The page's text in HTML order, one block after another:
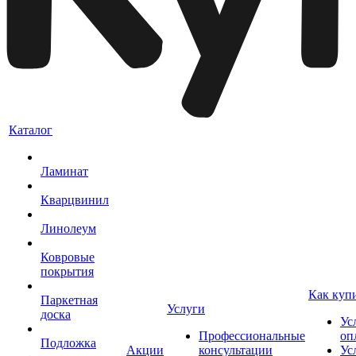
Каталог
Ламинат
Кварцвинил
Линолеум
Ковровые
покрытия
Паркетная
доска
Подложка
Акции
Услуги
Профессиональные
консультации
Как